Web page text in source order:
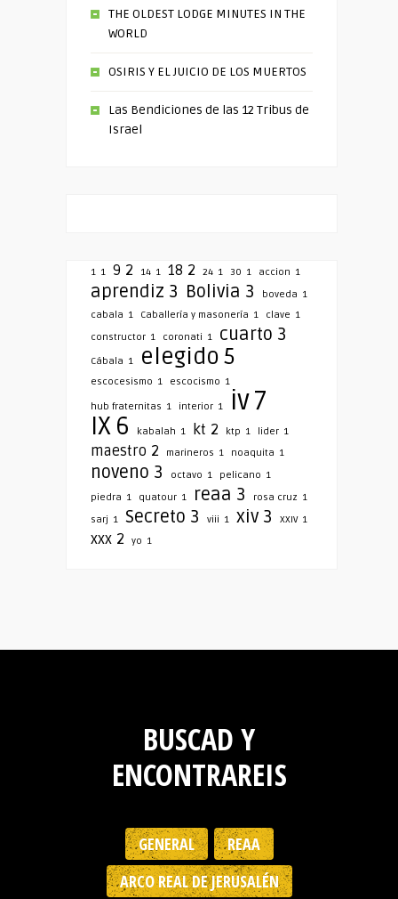
THE OLDEST LODGE MINUTES IN THE
WORLD
OSIRIS Y EL JUICIO DE LOS MUERTOS
Las Bendiciones de las 12 Tribus de
Israel
1 1 9 2 14 1 18 2 24 1 30 1 accion 1
aprendiz 3 Bolivia 3 boveda 1
cabala 1 Caballería y masonería 1 clave 1
constructor 1 coronati 1 cuarto 3
Cábala 1 elegido5
escocesismo 1 escocismo 1
hub fraternitas 1 interior 1 iv7
IX 6 kabalah 1 kt 2 ktp 1 lider 1
maestro 2 marineros 1 noaquita 1
noveno 3 octavo 1 pelicano 1
piedra 1 quatour 1 reaa 3 rosa cruz 1
sarj 1 Secreto 3 viii 1 xiv 3 XXIV 1
xxx 2 yo 1
BUSCAD Y
ENCONTRAREIS
GENERAL
REAA
ARCO REAL DE JERUSALÉN